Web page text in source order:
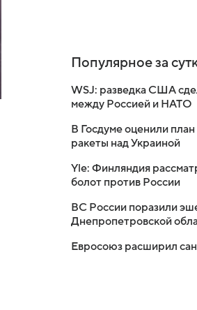
Популярное за
WSJ: разведка США
между Россией и НАТО
В Госдуме оценили
ракеты над Украиной
Yle: Финляндия
болот против России
ВС России поразили
Днепропетровской
Евросоюз расширил